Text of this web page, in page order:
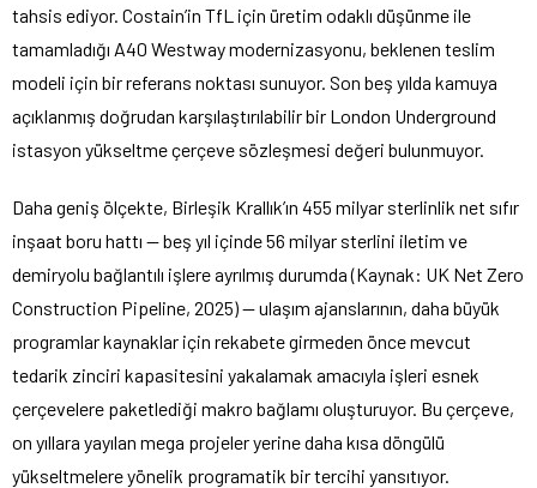
tahsis ediyor. Costain’in TfL için üretim odaklı düşünme ile
tamamladığı A40 Westway modernizasyonu, beklenen teslim
modeli için bir referans noktası sunuyor. Son beş yılda kamuya
açıklanmış doğrudan karşılaştırılabilir bir London Underground
istasyon yükseltme çerçeve sözleşmesi değeri bulunmuyor.
Daha geniş ölçekte, Birleşik Krallık’ın 455 milyar sterlinlik net sıfır
inşaat boru hattı — beş yıl içinde 56 milyar sterlini iletim ve
demiryolu bağlantılı işlere ayrılmış durumda (Kaynak: UK Net Zero
Construction Pipeline, 2025) — ulaşım ajanslarının, daha büyük
programlar kaynaklar için rekabete girmeden önce mevcut
tedarik zinciri kapasitesini yakalamak amacıyla işleri esnek
çerçevelere paketlediği makro bağlamı oluşturuyor. Bu çerçeve,
on yıllara yayılan mega projeler yerine daha kısa döngülü
yükseltmelere yönelik programatik bir tercihi yansıtıyor.